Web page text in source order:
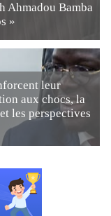
Ahmadou Bamba
»
leur
aux chocs, la
les perspectives